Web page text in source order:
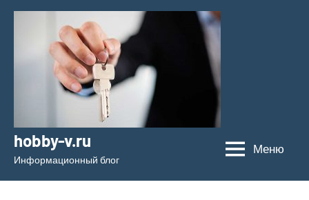
Перейти
содержимому
hobby-v.ru
Информационный блог
Меню